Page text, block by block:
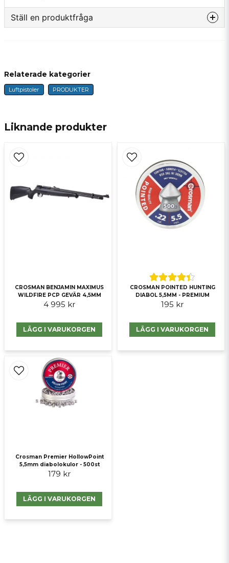
Ställ en produktfråga
name
Namn
Ja, ni får publicera min fråga
Liknande produkter
CROSMAN BENJAMIN MAXIMUS
WILDFIRE PCP GEVÄR 4,5MM
4 995 kr
LÄGG I VARUKORGEN
CROSMAN POINTED HUNTING
DIABOL 5,5MM - PREMIUM
195 kr
LÄGG I VARUKORGEN
Crosman Premier HollowPoint
5,5mm diabolokulor - 500st
179 kr
LÄGG I VARUKORGEN
Relaterade kategorier
Luftpistoler PRODUKTER